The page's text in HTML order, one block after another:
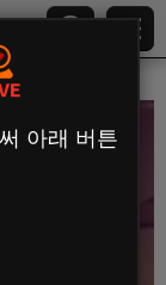
아래 버튼